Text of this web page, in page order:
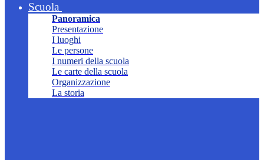
Scuola
Panoramica
Presentazione
I luoghi
Le persone
I numeri della scuola
Le carte della scuola
Organizzazione
La storia